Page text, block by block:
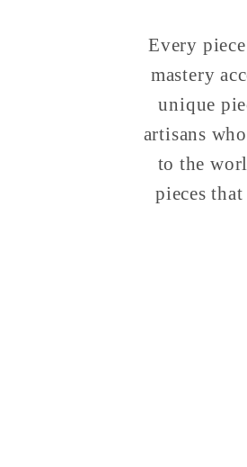
Every
mastery
unique
artisans
to the
pieces